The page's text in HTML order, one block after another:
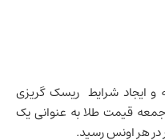
و ایجاد شرایط ریسک گریزی
جمعه قیمت طلا به عنوانی یک